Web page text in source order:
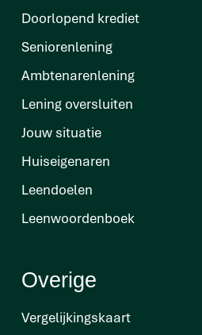
Doorlopend krediet
Seniorenlening
Ambtenarenlening
Lening oversluiten
Jouw situatie
Huiseigenaren
Leendoelen
Leenwoordenboek
Overige
Vergelijkingskaart